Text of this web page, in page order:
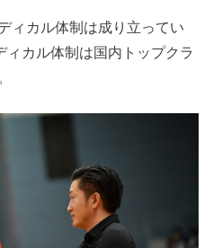
ィカル体制は成り立ってい
ィカル体制は国内トップクラ